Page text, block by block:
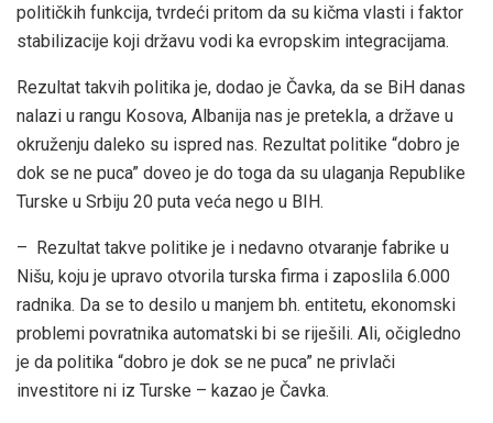
političkih funkcija, tvrdeći pritom da su kičma vlasti i faktor
stabilizacije koji državu vodi ka evropskim integracijama.
Rezultat takvih politika je, dodao je Čavka, da se BiH danas
nalazi u rangu Kosova, Albanija nas je pretekla, a države u
okruženju daleko su ispred nas. Rezultat politike “dobro je
dok se ne puca” doveo je do toga da su ulaganja Republike
Turske u Srbiju 20 puta veća nego u BIH.
– Rezultat takve politike je i nedavno otvaranje fabrike u
Nišu, koju je upravo otvorila turska firma i zaposlila 6.000
radnika. Da se to desilo u manjem bh. entitetu, ekonomski
problemi povratnika automatski bi se riješili. Ali, očigledno
je da politika “dobro je dok se ne puca” ne privlači
investitore ni iz Turske – kazao je Čavka.